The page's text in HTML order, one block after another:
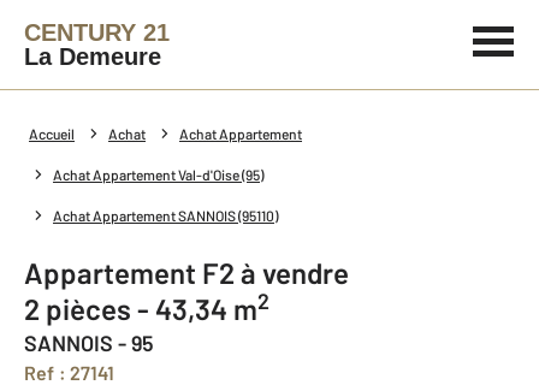
CENTURY 21
La Demeure
Accueil Achat Achat Appartement
Achat Appartement Val-d'Oise (95)
Achat Appartement SANNOIS (95110)
Appartement F2 à vendre
2 pièces - 43,34 m2
SANNOIS - 95
Ref : 27141